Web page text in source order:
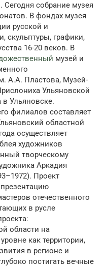
Сегодня собрание музея
В фондах музея
русской и
скульптуры, графики,
16-20 веков. В
музей и
А.А. Пластова, Музей-
Ульяновской
Ульяновске.
филиалов составляет
областной
осуществляет
художников
творческому
Аркадия
Проект
отечественного
в русле
области на
как территории,
в регионе и
постигать вечные